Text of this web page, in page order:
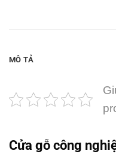
MÔ TẢ
Cửa gỗ công